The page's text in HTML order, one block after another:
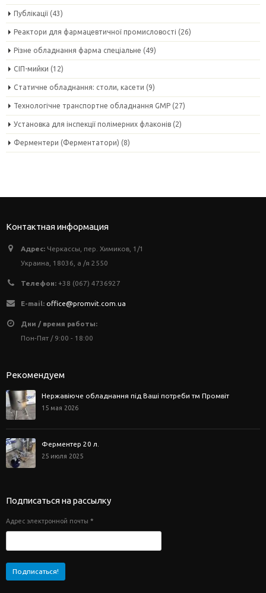
Публікації (43)
Реактори для фармацевтичної промисловості (26)
Різне обладнання фарма спеціальне (49)
СІП-мийки (12)
Статичне обладнання: столи, касети (9)
Технологічне транспортне обладнання GMP (27)
Установка для інспекції полімерних флаконів (2)
Ферментери (Ферментатори) (8)
Контактная информация
Адрес: Черкассы, пер. Химиков, 1/1
Украина, 18036, а /я 2550
Телефон: +38 (067) 4736927
E-mail: office@promvit.com.ua
Дни / время работы:
Пон-Пят / 9:00 - 18:00
Рекомендуем
Нержавіюче обладнання під Ваші потреби тм Промвіт
15 мая 2026
Ферментер 20 л.
25 июля 2025
Подписаться на рассылку
Адрес электронной почты *